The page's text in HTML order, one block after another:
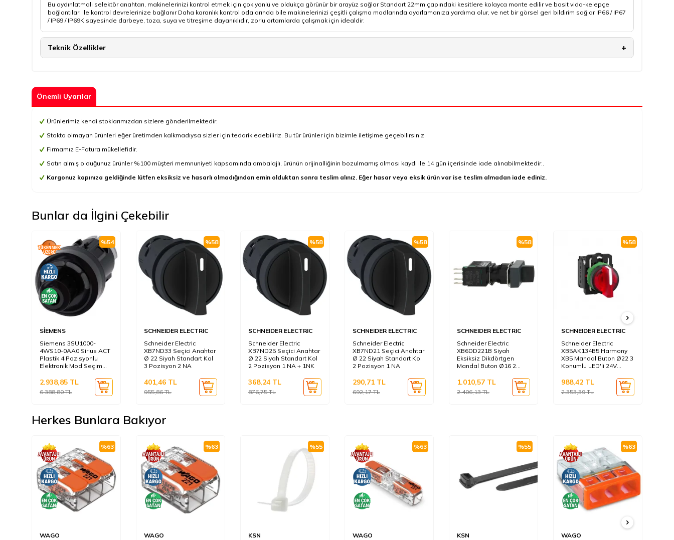
Bu aydınlatmalı selektör anahtarı, makinelerinizi kontrol etmek için çok yönlü ve oldukça görünür bir arayüz sağlar Standart 22mm çapındaki kesitlere kolayca monte edilir ve basit vida-kelepçe
bağlantıları ile kontrol devrelerinize bağlanır Daha karanlık kontrol odalarında bile makinelerinizi çeşitli çalışma modlarında ayarlamanıza yardımcı olur, ve net bir görsel geri bildirim sağlar IP66 / IP67
/ IP69 / IP69K sayesinde darbeye, toza, suya ve titreşime dayanıklıdır, zorlu ortamlarda çalışmak için idealdir.
Teknik Özellikler
Önemli Uyarılar
Ürünlerimiz kendi stoklarımızdan sizlere gönderilmektedir.
Stokta olmayan ürünleri eğer üretimden kalkmadıysa sizler için tedarik edebiliriz. Bu tür ürünler için bizimle iletişime geçebilirsiniz.
Firmamız E-Fatura mükellefidir.
Satın almış olduğunuz ürünler %100 müşteri memnuniyeti kapsamında ambalajlı, ürünün orijinalliğinin bozulmamış olması kaydı ile 14 gün içerisinde iade alınabilmektedir..
Kargonuz kapınıza geldiğinde lütfen eksiksiz ve hasarlı olmadığından emin olduktan sonra teslim alınız. Eğer hasar veya eksik ürün var ise teslim almadan iade ediniz.
Bunlar da İlgini Çekebilir
%54
SİEMENS
Siemens 3SU1000-
4WS10-0AA0 Sirius ACT
Plastik 4 Pozisyonlu
Elektronik Mod Seçim
6.388,80TL
2.938,85 TL
%58
SCHNEIDER ELECTRIC
Schneider Electric
XB7ND33 Seçici Anahtar
Ø 22 Siyah Standart Kol
3 Pozisyon 2 NA
955,86TL
401,46 TL
%58
SCHNEIDER ELECTRIC
Schneider Electric
XB7ND25 Seçici Anahtar
Ø 22 Siyah Standart Kol
2 Pozisyon 1 NA + 1NK
876,75TL
368,24 TL
%58
SCHNEIDER ELECTRIC
Schneider Electric
XB7ND21 Seçici Anahtar
Ø 22 Siyah Standart Kol
2 Pozisyon 1 NA
692,17TL
290,71 TL
%58
SCHNEIDER ELECTRIC
Schneider Electric
XB6DD221B Siyah
Eksiksiz Dikdörtgen
Mandal Buton Ø16 2
2.406,13TL
1.010,57 TL
%58
SCHNEIDER ELECTRIC
Schneider Electric
XB5AK134B5 Harmony
XB5 Mandal Buton Ø22 3
Konumlu LED'li 24V
2.353,39TL
988,42 TL
Herkes Bunlara Bakıyor
%63
WAGO
%63
WAGO
%55
KSN
%63
WAGO
%55
KSN
%63
WAGO